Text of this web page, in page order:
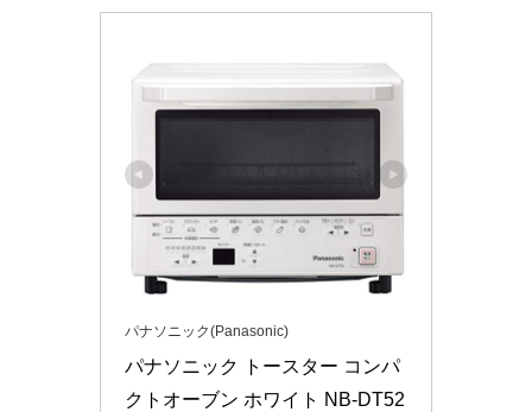
パナソニック(Panasonic)
パナソニック トースター コンパ
クトオーブン ホワイト NB-DT52